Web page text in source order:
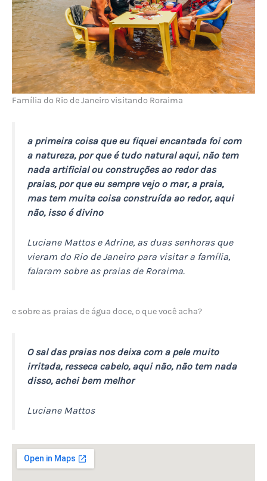
Família do Rio de Janeiro visitando Roraima
a primeira coisa que eu fiquei encantada foi com
a natureza, por que é tudo natural aqui, não tem
nada artificial ou construções ao redor das
praias, por que eu sempre vejo o mar, a praia,
mas tem muita coisa construída ao redor, aqui
não, isso é divino
Luciane Mattos e Adrine, as duas senhoras que
vieram do Rio de Janeiro para visitar a família,
falaram sobre as praias de Roraima.
e sobre as praias de água doce, o que você acha?
O sal das praias nos deixa com a pele muito
irritada, resseca cabelo, aqui não, não tem nada
disso, achei bem melhor
Luciane Mattos